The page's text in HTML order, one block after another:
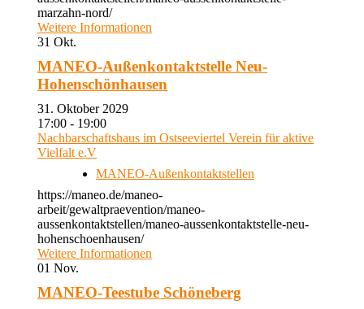
marzahn-nord/
Weitere Informationen
31 Okt.
MANEO-Außenkontaktstelle Neu-
Hohenschönhausen
31. Oktober 2029
17:00 - 19:00
Nachbarschaftshaus im Ostseeviertel Verein für aktive
Vielfalt e.V
MANEO-Außenkontaktstellen
https://maneo.de/maneo-
arbeit/gewaltpraevention/maneo-
aussenkontaktstellen/maneo-aussenkontaktstelle-neu-
hohenschoenhausen/
Weitere Informationen
01 Nov.
MANEO-Teestube Schöneberg